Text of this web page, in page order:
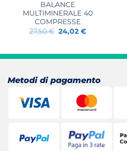
BALANCE
MULTIMINERALE 40
COMPRESSE
27,50€ Il
prezzo
24,02€Il
Metodi di pagamento